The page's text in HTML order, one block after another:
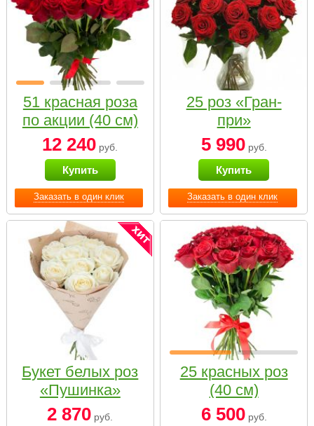
Заказать в один клик
51 красная роза
по акции (40 см)
12 240 руб.
Купить
Заказать в один клик
25 роз «Гран-
при»
5 990руб.
Купить
Букет белых роз
«Пушинка»
2 870 руб.
25 красных роз
(40 см)
6 500руб.